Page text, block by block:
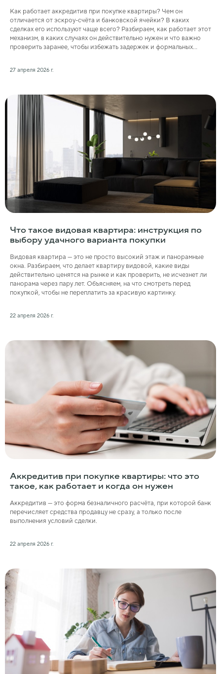
Как работает аккредитив при покупке квартиры? Чем он
отличается от эскроу-счёта и банковской ячейки? В каких
сделках его используют чаще всего? Разбираем, как работает этот
механизм, в каких случаях он действительно нужен и что важно
проверить заранее, чтобы избежать задержек и формальных
27 апреля 2026 г.
Что такое видовая квартира: инструкция по
выбору удачного варианта покупки
Видовая квартира — это не просто высокий этаж и панорамные
окна. Разбираем, что делает квартиру видовой, какие виды
действительно ценятся на рынке и как проверить, не исчезнет ли
панорама через пару лет. Объясняем, на что смотреть перед
покупкой, чтобы не переплатить за красивую картинку.
22 апреля 2026 г.
Аккредитив при покупке квартиры: что это
такое, как работает и когда он нужен
Аккредитив — это форма безналичного расчёта, при которой банк
перечисляет средства продавцу не сразу, а только после
выполнения условий сделки.
22 апреля 2026 г.